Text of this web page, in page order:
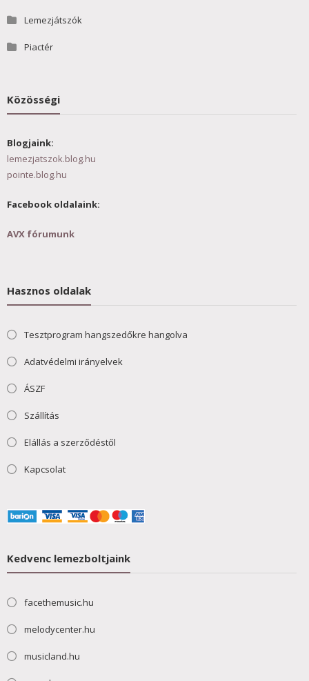
Lemezjátszók
Piactér
Közösségi
Blogjaink:
lemezjatszok.blog.hu
pointe.blog.hu
Facebook oldalaink:
AVX fórumunk
Hasznos oldalak
Tesztprogram hangszedőkre hangolva
Adatvédelmi irányelvek
ÁSZF
Szállítás
Elállás a szerződéstől
Kapcsolat
Kedvenc lemezboltjaink
facethemusic.hu
melodycenter.hu
musicland.hu